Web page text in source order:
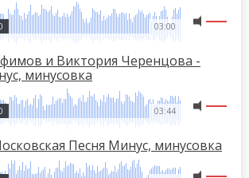
03:00
и Виктория Черенцова -
минусовка
03:44
Песня Минус, минусовка